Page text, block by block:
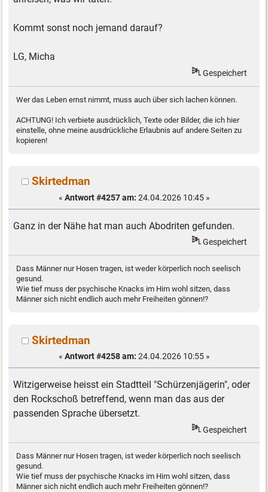
Kommt sonst noch jemand darauf?
LG, Micha
Gespeichert
Wer das Leben ernst nimmt, muss auch über sich lachen können.
ACHTUNG! Ich verbiete ausdrücklich, Texte oder Bilder, die ich hier
einstelle, ohne meine ausdrückliche Erlaubnis auf andere Seiten zu
kopieren!
Skirtedman
« Antwort #4257 am: 24.04.2026 10:45 »
Ganz in der Nähe hat man auch Abodriten gefunden.
Gespeichert
Dass Männer nur Hosen tragen, ist weder körperlich noch seelisch
gesund.
Wie tief muss der psychische Knacks im Hirn wohl sitzen, dass
Männer sich nicht endlich auch mehr Freiheiten gönnen!?
Skirtedman
« Antwort #4258 am: 24.04.2026 10:55 »
Witzigerweise heisst ein Stadtteil "Schürzenjägerin", oder
den Rockschoß betreffend, wenn man das aus der
passenden Sprache übersetzt.
Gespeichert
Dass Männer nur Hosen tragen, ist weder körperlich noch seelisch
gesund.
Wie tief muss der psychische Knacks im Hirn wohl sitzen, dass
Männer sich nicht endlich auch mehr Freiheiten gönnen!?